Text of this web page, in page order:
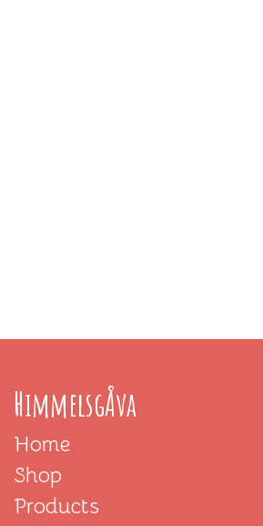
HimmelsgÅva
Home
Shop
Products